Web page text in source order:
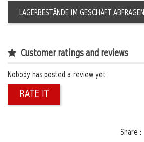
LAGERBESTÄNDE IM GESCHÄFT ABFRAGEN
Customer ratings and reviews
Nobody has posted a review yet
RATE IT
Share :